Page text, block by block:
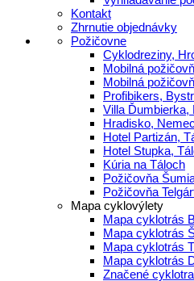
Kontakt
Zhrnutie objednávky
Požičovne
Cyklodreziny,
Mobilná
Mobilná
Profibikers,
Villa Ďumbierka,
Hradisko,
Hotel Partizán,
Hotel Stupka,
Kúria na Táloch
Požičovňa
Požičovňa
Mapa cyklovýlety
Mapa cyklotrás
Mapa cyklotrás
Mapa cyklotrás
Mapa cyklotrás
Značené